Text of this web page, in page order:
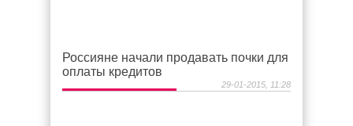
Исмагил Шангареев. В поисках внутренней
Россияне начали продавать почки для
оплаты кредитов
29-01-2015, 11:28